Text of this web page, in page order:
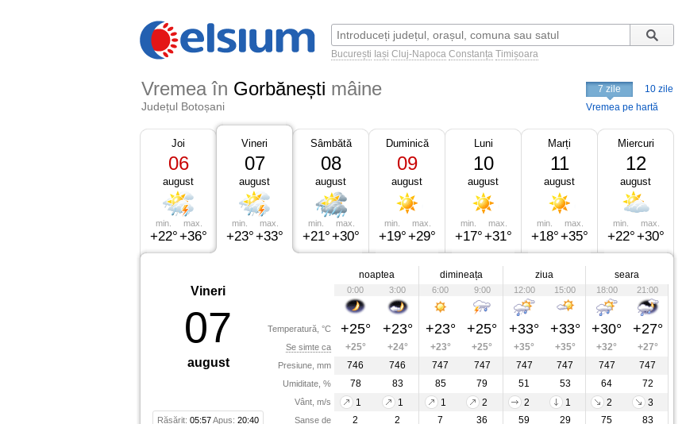
București Iași Cluj-Napoca Constanța Timișoara
Vremea în Gorbănești mâine
Județul Botoșani
7 zile
10 zile
Vremea pe hartă
Joi
06
august
min.
+22°
max.
+36°
Vineri
07
august
min.
+23°
max.
+33°
Sâmbătă
08
august
min.
+21°
max.
+30°
Duminică
09
august
min.
+19°
max.
+29°
Luni
10
august
min.
+17°
max.
+31°
Marți
11
august
min.
+18°
max.
+35°
Miercuri
12
august
min.
+22°
max.
+30°
Vineri
07
august
Răsărit: 05:57Apus: 20:40
Temperatură, °C
Se simte ca
Presiune, mm
Umiditate, %
Vânt, m/s
Șanse de
noaptea dimineața ziua seara
0:00 3:00 6:00 9:00 12:00 15:00 18:00 21:00
+25° +23° +23° +25° +33° +33° +30° +27°
+25° +24° +23° +25° +35° +35° +32°
+27°
746
746 747 747 747 747 747
747
78
83 85 79 51 53 64
72
1
1 1 2 2 1 2
3
2
2 7 36 59 29 75 83